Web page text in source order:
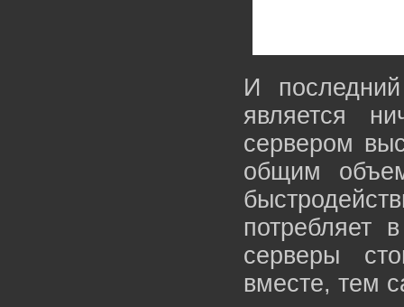
И
является
сервером
общим
потребляет
серверы
вместе, тем